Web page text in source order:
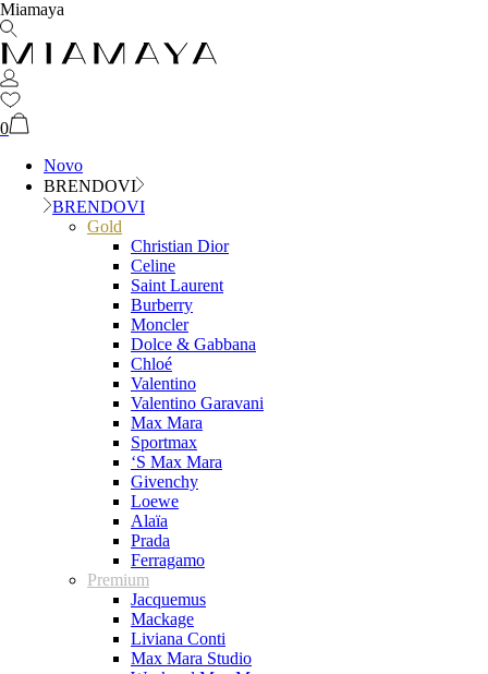
Miamaya
0
Novo
BRENDOVI
BRENDOVI
Gold
Christian Dior
Celine
Saint Laurent
Burberry
Moncler
Dolce & Gabbana
Chloé
Valentino
Valentino Garavani
Max Mara
Sportmax
‘S Max Mara
Givenchy
Loewe
Alaïa
Prada
Ferragamo
Premium
Jacquemus
Mackage
Liviana Conti
Max Mara Studio